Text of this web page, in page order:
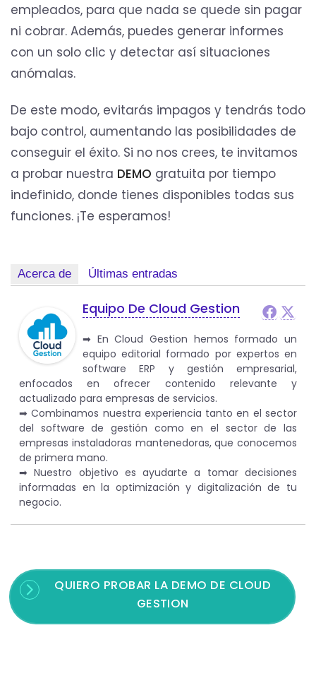
empleados, para que nada se quede sin pagar
ni cobrar. Además, puedes generar informes
con un solo clic y detectar así situaciones
anómalas.
De este modo, evitarás impagos y tendrás todo
bajo control, aumentando las posibilidades de
conseguir el éxito. Si no nos crees, te invitamos
a probar nuestra DEMO gratuita por tiempo
indefinido, donde tienes disponibles todas sus
funciones. ¡Te esperamos!
Acerca de Últimas entradas
Equipo De Cloud Gestion
➡︎ En Cloud Gestion hemos formado un
equipo editorial formado por expertos en
software ERP y gestión empresarial,
enfocados en ofrecer contenido relevante y
actualizado para empresas de servicios.
➡︎ Combinamos nuestra experiencia tanto en el sector
del software de gestión como en el sector de las
empresas instaladoras mantenedoras, que conocemos
de primera mano.
➡︎ Nuestro objetivo es ayudarte a tomar decisiones
informadas en la optimización y digitalización de tu
negocio.
QUIERO PROBAR LA DEMO DE CLOUD
GESTION